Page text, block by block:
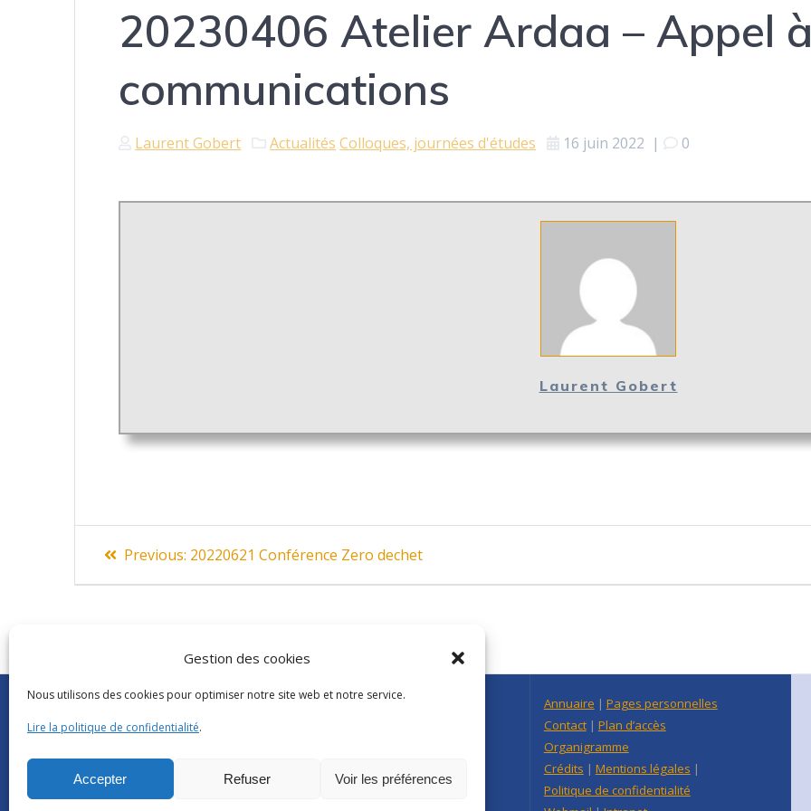
Gestion des cookies
Nous utilisons des cookies pour optimiser notre site web et notre service.
Lire la politique de confidentialité.
Accepter Refuser Voir les préférences
20230406 Atelier Ardaa – Appel
communications
Laurent Gobert Actualités Colloques, journées d'études 16 juin 2022 | 0
Laurent Gobert
Navigation
de
Previous: Previous
20220621 Conférence Zero dechet
Abonnements Frantext
Séminaires ATILF
Glossaire
CNRS|Délégation Centre Est
Annuaire | Pages personnelles
Contact| Plan d’accès
Organigramme
Crédits | Mentions légales |
Politique de confidentialité